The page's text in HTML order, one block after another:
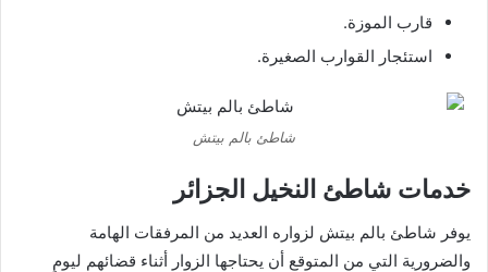
قارب الموزة.
استئجار القوارب الصغيرة.
شاطئ بالم بيتش
خدمات شاطئ النخيل الجزائر
يوفر شاطئ بالم بيتش لزواره العديد من المرفقات الهامة
والضرورية التي من المتوقع أن يحتاجها الزوار أثناء قضائهم ليومٍ